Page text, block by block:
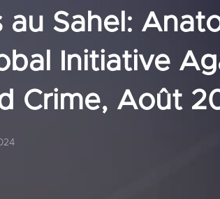
Sahel:
Initiative
Crime, Août